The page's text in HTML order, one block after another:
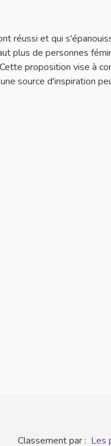
réussi et qui
plus de personnes
proposition vise à
source d'inspiration
Classement par : Les